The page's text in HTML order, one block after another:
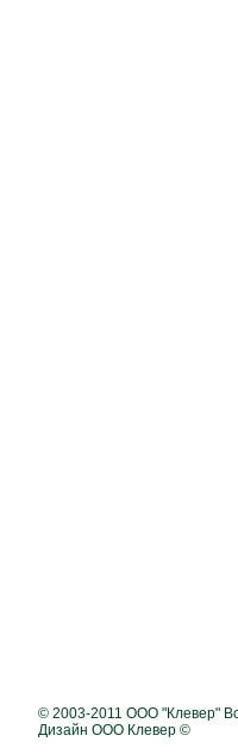
© 2003-2011 ООО "Клевер"
Дизайн ООО Клевер ©